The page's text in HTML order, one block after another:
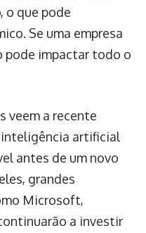
o que pode
Se uma empresa
pode impactar todo o
veem a recente
inteligência artificial
antes de um novo
grandes
Microsoft,
a investir